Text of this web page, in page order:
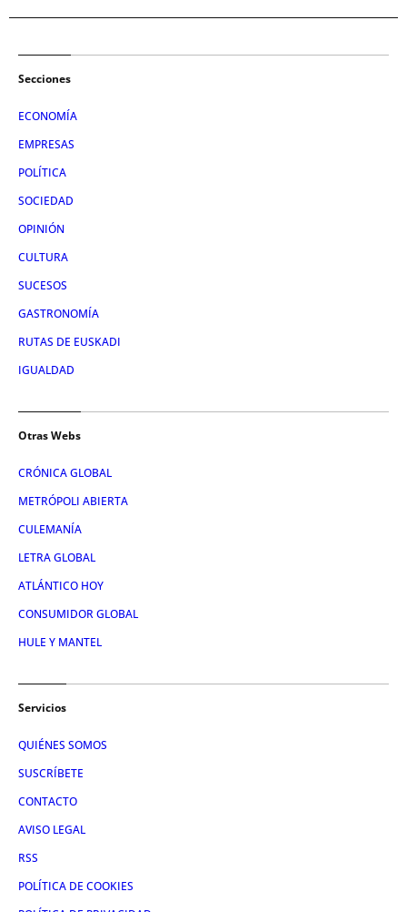
Secciones
ECONOMÍA
EMPRESAS
POLÍTICA
SOCIEDAD
OPINIÓN
CULTURA
SUCESOS
GASTRONOMÍA
RUTAS DE EUSKADI
IGUALDAD
Otras Webs
CRÓNICA GLOBAL
METRÓPOLI ABIERTA
CULEMANÍA
LETRA GLOBAL
ATLÁNTICO HOY
CONSUMIDOR GLOBAL
HULE Y MANTEL
Servicios
QUIÉNES SOMOS
SUSCRÍBETE
CONTACTO
AVISO LEGAL
RSS
POLÍTICA DE COOKIES